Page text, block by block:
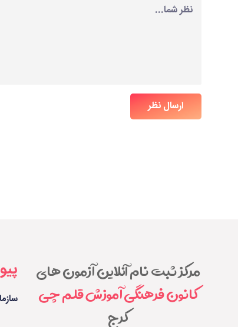
ارسال نظر
مرکز ثبت نام آنلاین آزمون های
کانون فرهنگی آموزش قلم چی
کرج